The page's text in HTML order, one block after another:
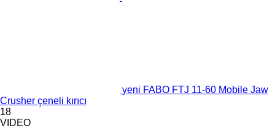
yeni FABO FTJ 11-60 Mobile Jaw
Crusher çeneli kırıcı
18
VIDEO